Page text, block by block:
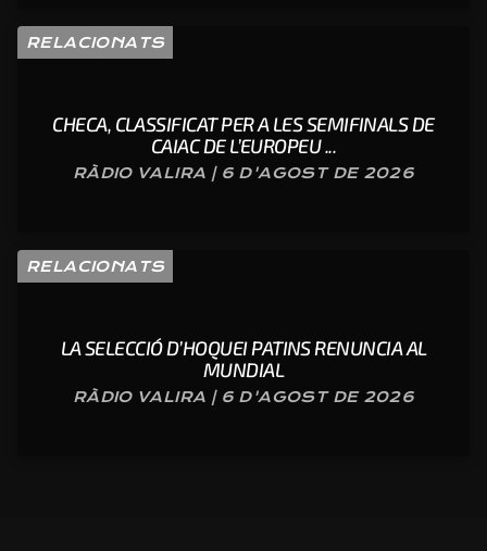
RELACIONATS
CHECA, CLASSIFICAT PER A LES SEMIFINALS DE
CAIAC DE L’EUROPEU ...
RÀDIO VALIRA | 6 D'AGOST DE 2026
RELACIONATS
LA SELECCIÓ D’HOQUEI PATINS RENUNCIA AL
MUNDIAL
RÀDIO VALIRA | 6 D'AGOST DE 2026